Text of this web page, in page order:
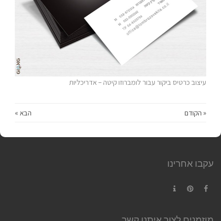
עיצוב כרטיס ביקור עבור לומברוזו קיטה – אדריכליות
« הקודם הבא »
עקבו אחרינו